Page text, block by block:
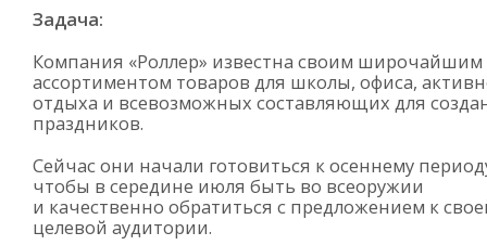
Задача:
Компания «Роллер» известна своим широчайшим
ассортиментом товаров для школы, офиса,
отдыха и всевозможных составляющих для
праздников.
Сейчас они начали готовиться к осеннему
чтобы в середине июля быть во всеоружии
и качественно обратиться с предложением к
целевой аудитории.